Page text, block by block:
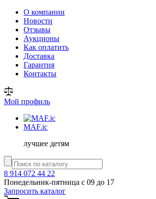
О компании
Новости
Отзывы
Аукционы
Как оплатить
Доставка
Гарантия
Контакты
Мой профиль
MAF.ic
лучшее детям
8 914 072 44 22
Понедельник-пятница с 09 до 17
Запросить каталог